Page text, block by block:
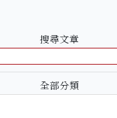
搜尋文章
全部分類